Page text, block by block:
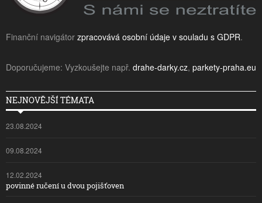
Finanční navigátor zpracovává osobní údaje v souladu s GDPR.
Doporučujeme: Vyzkoušejte např. drahe-darky.cz, parkety-praha.eu
NEJNOVĚJŠÍ TÉMATA
23.08.2024
09.08.2024
12.02.2024
povinné ručení u dvou pojišťoven